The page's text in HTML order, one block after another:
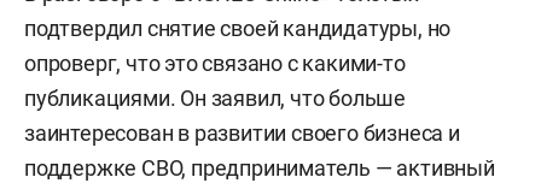
подтвердил снятие своей кандидатуры, но
опроверг, что это связано с какими-то
публикациями. Он заявил, что больше
заинтересован в развитии своего бизнеса и
поддержке СВО, предприниматель — активный